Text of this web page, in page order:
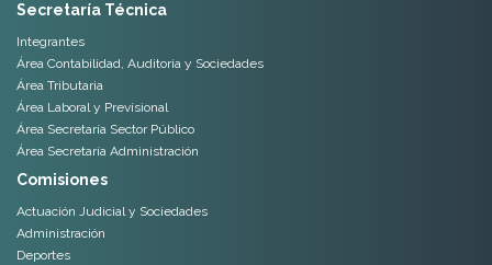
Secretaría Técnica
Integrantes
Área Contabilidad, Auditoria y Sociedades
Área Tributaria
Área Laboral y Previsional
Área Secretaría Sector Público
Área Secretaría Administración
Comisiones
Actuación Judicial y Sociedades
Administración
Deportes